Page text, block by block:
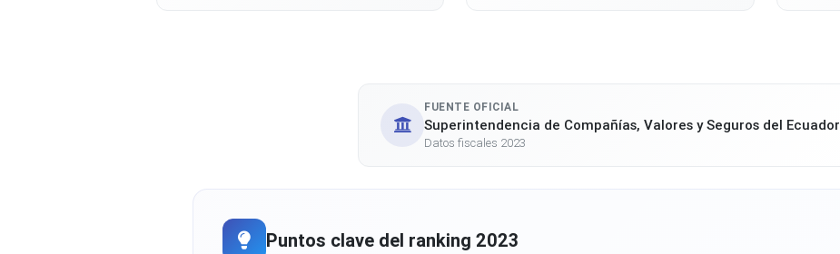
FUENTE OFICIAL
Superintendencia de Compañías, Valores y Seguros del Ecuador
Datos fiscales 2023
Puntos clave del ranking 2023